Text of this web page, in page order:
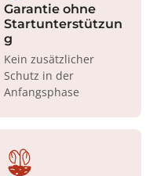
Garantie ohne
Startunterstützun
g
Kein zusätzlicher
Schutz in der
Anfangsphase